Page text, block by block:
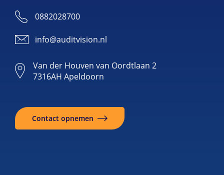
0882028700
info@auditvision.nl
Van der Houven van Oordtlaan 2
7316AH Apeldoorn
Contact opnemen